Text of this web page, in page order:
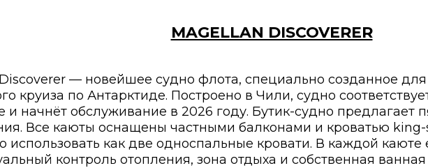
MAGELLAN DISCOVERER
— новейшее судно флота, специально созданное
круиза по Антарктиде. Построено в Чили, судно
и начнёт обслуживание в 2026 году. Бутик-судно предлагает
Все каюты оснащены частными балконами и кроватью
использовать как две односпальные кровати. В каждой каюте
контроль отопления, зона отдыха и собственная